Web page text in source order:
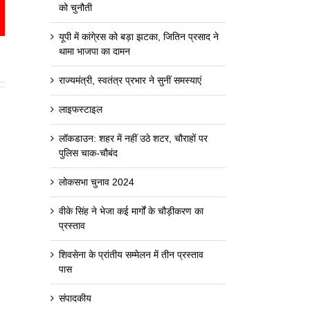
को चुनौती
यूपी में कांगे्रस को बड़ा झटका, जितिन प्रसाद ने
थामा भाजपा का दामन
राज्यमंत्री, स्वतंत्र प्रभार ने सुनीं समस्याएं
लाइफस्टाइल
लॉकडाउन: शहर में नहीं उठे शटर, चौराहों पर
पुलिस चाक-चौबंद
लोकसभा चुनाव 2024
वीके सिंह ने भेजा कई मार्गों के चौड़ीकरण का
प्रस्ताव
शिवसेना के प्रांतीय सम्मेलन में तीन प्रस्ताव
पास
संपादकीय